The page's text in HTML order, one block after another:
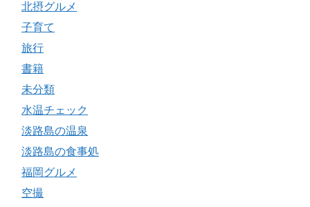
北摂グルメ
子育て
旅行
書籍
未分類
水温チェック
淡路島の温泉
淡路島の食事処
福岡グルメ
空撮